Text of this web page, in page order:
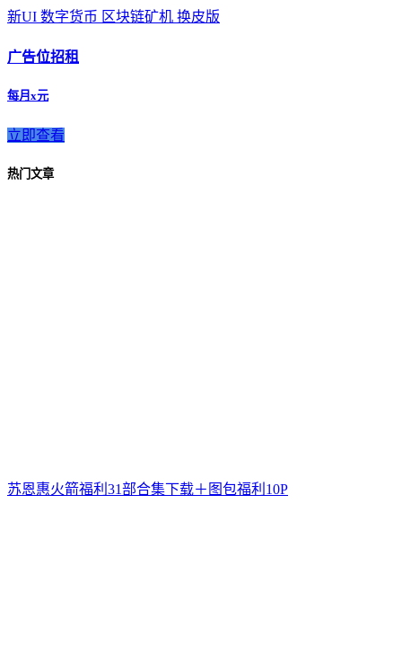
新UI 数字货币 区块链矿机 换皮版
广告位招租
每月x元
立即查看
热门文章
苏恩惠火箭福利31部合集下载＋图包福利10P